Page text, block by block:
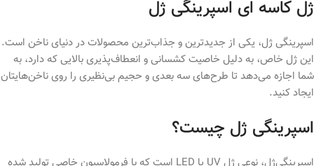
ژل کاسه ای اسپرینگی ژل
اسپرینگی ژل، یکی از جدیدترین و جذاب‌ترین محصولات در دنیای ناخن است.
این ژل خاص، به دلیل خاصیت کشسانی و انعطاف‌پذیری بالایی که دارد، به
شما اجازه می‌دهد تا طرح‌های سه بعدی و حجیم بی‌نظیری را روی ناخن‌هایتان
ایجاد کنید.
اسپرینگی ژل چیست؟